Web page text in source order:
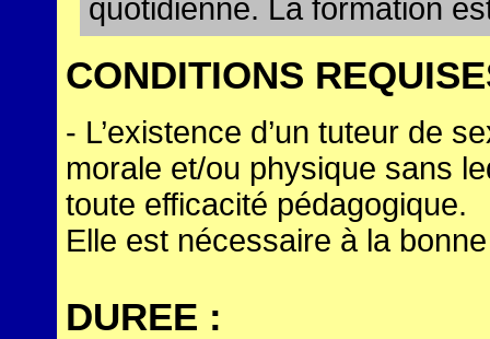
quotidienne. La formation
CONDITIONS
- L’existence d’un tuteur de
morale et/ou physique sans
toute efficacité pédagogique.
Elle est nécessaire à la
DUREE :